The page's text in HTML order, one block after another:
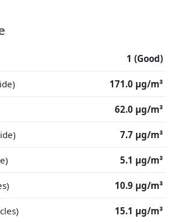
1 (Good)
171.0 μg/m³
62.0 μg/m³
7.7 μg/m³
5.1 μg/m³
10.9 μg/m³
15.1 μg/m³